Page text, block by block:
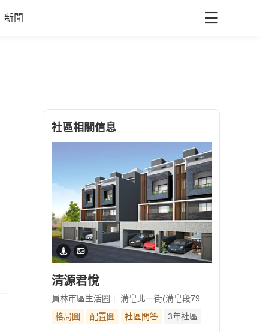
新聞
社區相關信息
清源君悅
員林市區生活圈
格局圖
配置圖 社區問答 3年社區